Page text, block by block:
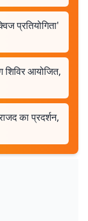
प्रतियोगिता'
शिविर आयोजित,
का प्रदर्शन,